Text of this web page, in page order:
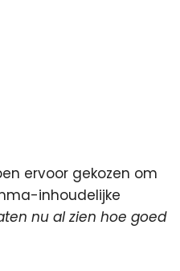
ervoor gekozen om
inhoudelijke
nu al zien hoe goed